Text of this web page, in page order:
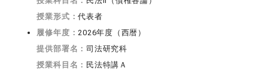
授業形式：代表者
履修年度：2026年度（西暦）
提供部署名：司法研究科
授業科目名： 民法特講Ａ